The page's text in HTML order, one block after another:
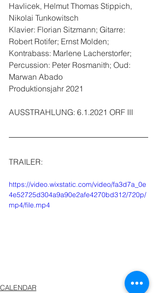
Havlicek, Helmut Thomas Stippich,
Nikolai Tunkowitsch
Klavier: Florian Sitzmann; Gitarre:
Robert Rotifer; Ernst Molden;
Kontrabass: Marlene Lacherstorfer;
Percussion: Peter Rosmanith; Oud:
Marwan Abado
Produktionsjahr 2021
AUSSTRAHLUNG: 6.1.2021 ORF III
TRAILER:
https://video.wixstatic.com/video/fa3d7a_0e
4e52725d304a9a90e2afe4270bd312/720p/
mp4/file.mp4
CALENDAR